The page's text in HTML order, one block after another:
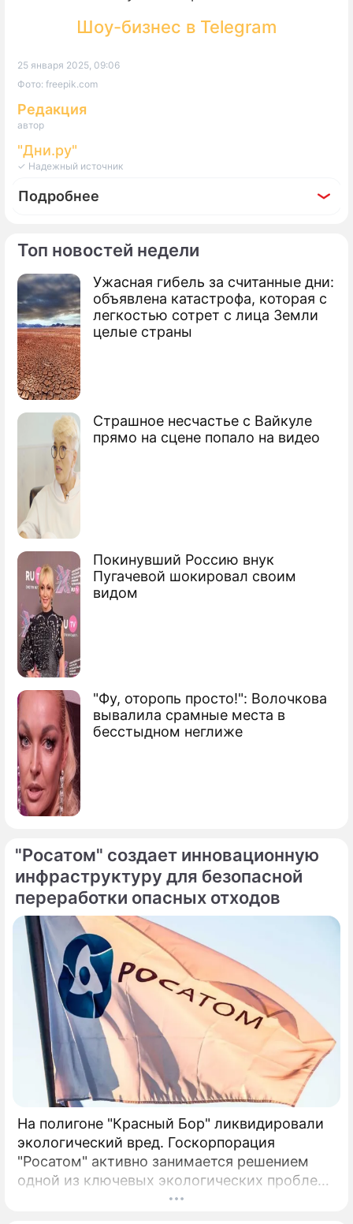
Топ новостей недели
Ужасная гибель за считанные дни:
объявлена катастрофа, которая с
легкостью сотрет с лица Земли
целые страны
Страшное несчастье с Вайкуле
прямо на сцене попало на видео
Покинувший Россию внук
Пугачевой шокировал своим
видом
"Фу, оторопь просто!": Волочкова
вывалила срамные места в
бесстыдном неглиже
Шоу-бизнес в Telegram
25 января 2025, 09:06
Фото: freepik.com
Редакция
автор
"Дни.ру"
✓ Надежный источник
Подробнее
"Росатом" создает инновационную
инфраструктуру для безопасной
переработки опасных отходов
На полигоне "Красный Бор" ликвидировали
экологический вред. Госкорпорация
"Росатом" активно занимается решением
одной из ключевых экологических проблем
в Ленинградской области – ликвидацией